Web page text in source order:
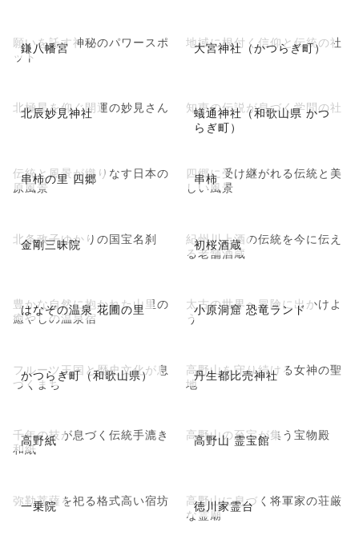
鎌八幡宮
願いを託す神秘のパワースポ
ット
大宮神社（かつらぎ町）
地域に根付く信仰と伝統の社
北辰妙見神社
北極星を仰ぐ開運の妙見さん
蟻通神社（和歌山県 かつ
らぎ町）
知恵の伝説が息づく学問の社
串柿の里 四郷
伝統と風景が織りなす日本の
原風景
串柿
四郷に受け継がれる伝統と美
しい風景
金剛三昧院
北条政子ゆかりの国宝名刹 初桜酒蔵
紀州川上酒の伝統を今に伝え
る老舗酒蔵
はなぞの温泉 花圃の里
豊かな自然に抱かれた山里の
癒やしの温泉宿
小原洞窟 恐竜ランド
太古の世界へ冒険に出かけよ
う
かつらぎ町（和歌山県）
フルーツ王国と歴史文化が息
づくまち
丹生都比売神社
高野山を守り続ける女神の聖
地
高野紙
千年の技が息づく伝統手漉き
和紙
高野山 霊宝館
高野山の至宝が集う宝物殿
一乗院
弥勒菩薩を祀る格式高い宿坊 徳川家霊台
高野山に息づく将軍家の荘厳
な霊廟